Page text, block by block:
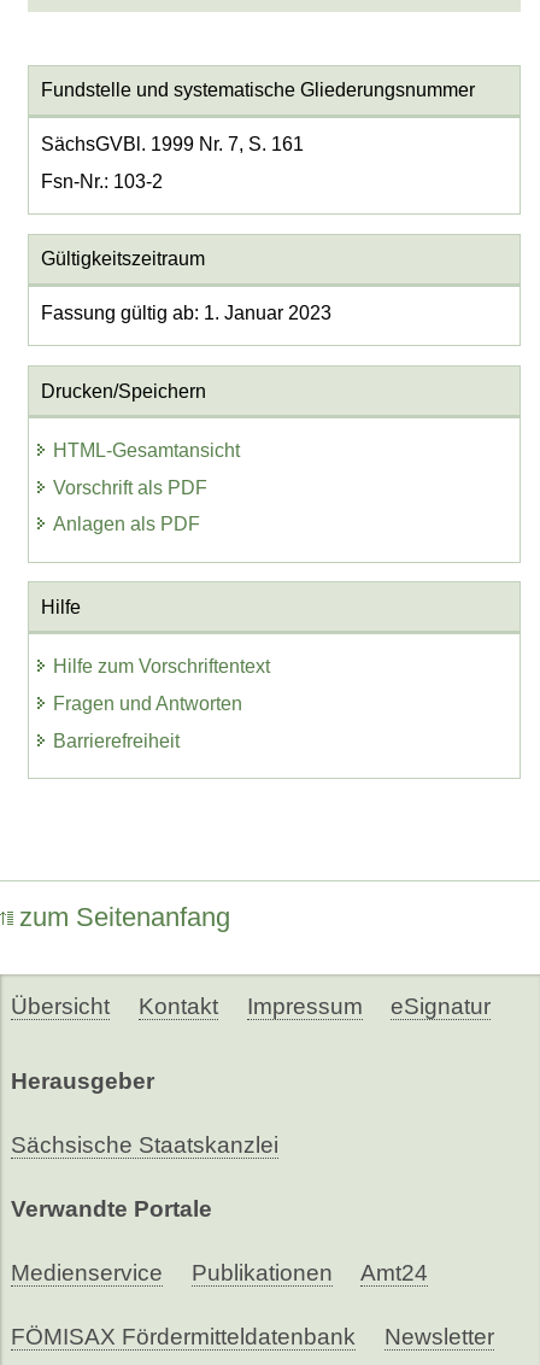
Fundstelle und systematische Gliederungsnummer
SächsGVBl. 1999 Nr. 7, S. 161
Fsn-Nr.: 103-2
Gültigkeitszeitraum
Fassung gültig ab: 1. Januar 2023
Drucken/Speichern
HTML-Gesamtansicht
Vorschrift als PDF
Anlagen als PDF
Hilfe
Hilfe zum Vorschriftentext
Fragen und Antworten
Barrierefreiheit
zum Seitenanfang
Übersicht Kontakt Impressum eSignatur
Herausgeber
Sächsische Staatskanzlei
Verwandte Portale
Medienservice Publikationen Amt24
FÖMISAX Fördermitteldatenbank Newsletter